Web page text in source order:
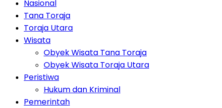
Nasional
Tana Toraja
Toraja Utara
Wisata
Obyek Wisata Tana Toraja
Obyek Wisata Toraja Utara
Peristiwa
Hukum dan Kriminal
Pemerintah